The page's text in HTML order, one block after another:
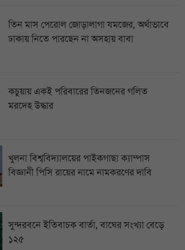
তিন মাস পেরোল জোড়ালাগা যমজের, অর্থাভাবে
ঢাকায় নিতে পারছেন না অসহায় বাবা
কচুয়ায় একই পরিবারের তিনজনের গলিত
মরদেহ উদ্ধার
খুলনা বিশ্ববিদ্যালয়ের পাইকগাছা ক্যাম্পাস
বিজ্ঞানী পিসি রায়ের নামে নামকরণের দাবি
সুন্দরবনে ইতিবাচক বার্তা, বাঘের সংখ্যা বেড়ে
১২৫